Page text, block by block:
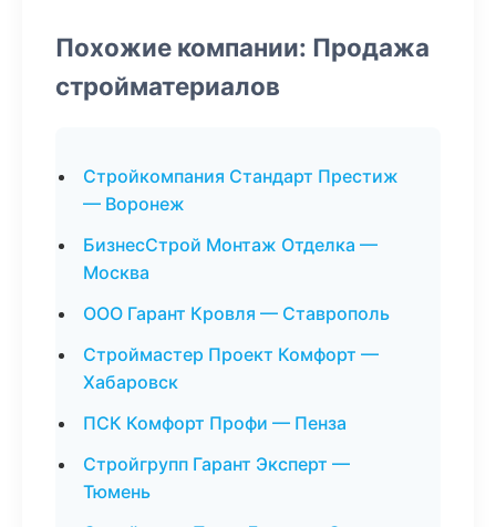
Похожие компании: Продажа
стройматериалов
Стройкомпания Стандарт Престиж
— Воронеж
БизнесСтрой Монтаж Отделка —
Москва
ООО Гарант Кровля — Ставрополь
Строймастер Проект Комфорт —
Хабаровск
ПСК Комфорт Профи — Пенза
Стройгрупп Гарант Эксперт —
Тюмень